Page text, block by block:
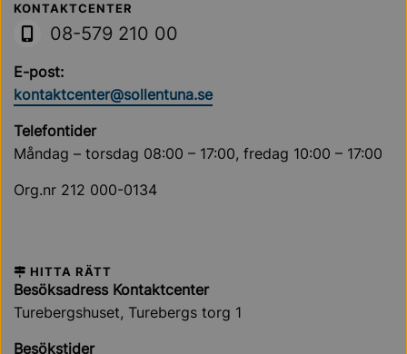
Sollentuna Kommun
KONTAKTCENTER
08-579 210 00
E-post:
kontaktcenter@sollentuna.se
Telefontider
Måndag – torsdag 08:00 – 17:00, fredag 10:00 – 17:00
Org.nr 212 000-0134
HITTA RÄTT
Besöksadress Kontaktcenter
Turebergshuset, Turebergs torg 1
Besökstider